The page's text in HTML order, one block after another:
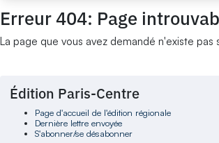
Erreur 404: Page
La page que vous avez demandé n'existe pas
Édition Paris-Centre
Page d'accueil de l'édition régionale
Dernière lettre envoyée
S'abonner/se désabonner